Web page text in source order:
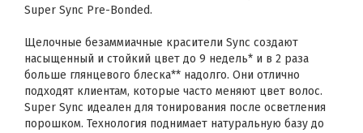
Super Sync Pre-Bonded.
Щелочные безаммиачные красители Sync создают
насыщенный и стойкий цвет до 9 недель* и в 2 раза
больше глянцевого блеска** надолго. Они отлично
подходят клиентам, которые часто меняют цвет волос.
Super Sync идеален для тонирования после осветления
порошком. Технология поднимает натуральную базу до